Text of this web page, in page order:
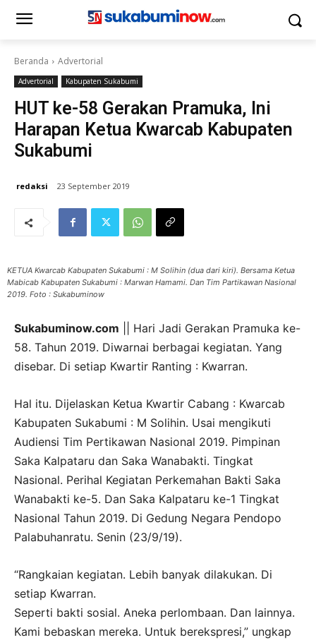
Beranda Advertorial
Advertorial Kabupaten Sukabumi
HUT ke-58 Gerakan Pramuka, Ini
Harapan Ketua Kwarcab Kabupaten
Sukabumi
redaksi 23 September 2019
KETUA Kwarcab Kabupaten Sukabumi : M Solihin (dua dari kiri). Bersama Ketua
Mabicab Kabupaten Sukabumi : Marwan Hamami. Dan Tim Partikawan Nasional
2019. Foto : Sukabuminow
Sukabuminow.com || Hari Jadi Gerakan Pramuka ke-
58. Tahun 2019. Diwarnai berbagai kegiatan. Yang
disebar. Di setiap Kwartir Ranting : Kwarran.
Hal itu. Dijelaskan Ketua Kwartir Cabang : Kwarcab
Kabupaten Sukabumi : M Solihin. Usai mengikuti
Audiensi Tim Pertikawan Nasional 2019. Pimpinan
Saka Kalpataru dan Saka Wanabakti. Tingkat
Nasional. Perihal Kegiatan Perkemahan Bakti Saka
Wanabakti ke-5. Dan Saka Kalpataru ke-1 Tingkat
Nasional Tahun 2019. Di Gedung Negara Pendopo
Palabuhanratu. Senin (23/9/19).
“Rangkaian kegiatan. Lebih banyak dilakukan. Di
setiap Kwarran.
Seperti bakti sosial. Aneka perlombaan. Dan lainnya.
Kami bebaskan mereka. Untuk berekspresi,” ungkap